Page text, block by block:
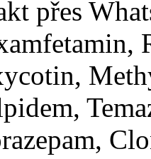
přes